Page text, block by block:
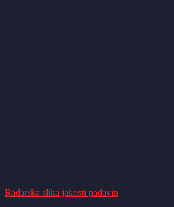
Radarska slika jakosti padavin